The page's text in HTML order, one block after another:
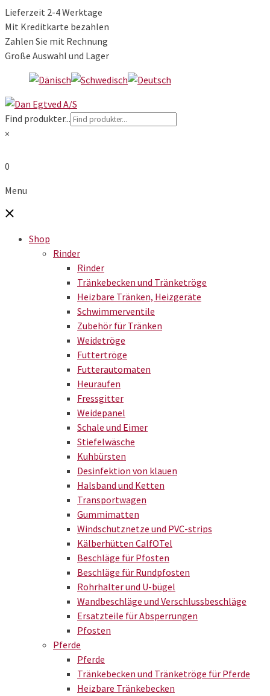
Lieferzeit 2-4 Werktage
Mit Kreditkarte bezahlen
Zahlen Sie mit Rechnung
Große Auswahl und Lager
Find produkter...
×
0
Menu
Shop
Rinder
Rinder
Tränkebecken und Tränketröge
Heizbare Tränken, Heizgeräte
Schwimmerventile
Zubehör für Tränken
Weidetröge
Futtertröge
Futterautomaten
Heuraufen
Fressgitter
Weidepanel
Schale und Eimer
Stiefelwäsche
Kuhbürsten
Desinfektion von klauen
Halsband und Ketten
Transportwagen
Gummimatten
Windschutznetze und PVC-strips
Kälberhütten CalfOTel
Beschläge für Pfosten
Beschläge für Rundpfosten
Rohrhalter und U-bügel
Wandbeschläge und Verschlussbeschläge
Ersatzteile für Absperrungen
Pfosten
Pferde
Pferde
Tränkebecken und Tränketröge für Pferde
Heizbare Tränkebecken